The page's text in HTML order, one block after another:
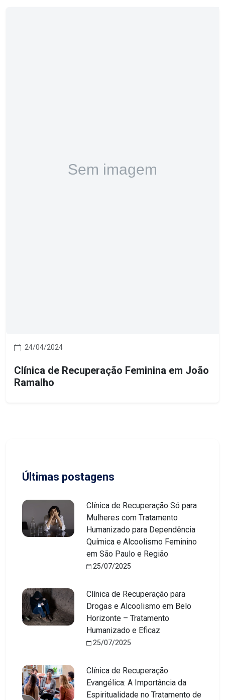
24/04/2024
Clínica de Recuperação Feminina em João
Ramalho
Últimas postagens
Clínica de Recuperação Só para
Mulheres com Tratamento
Humanizado para Dependência
Química e Alcoolismo Feminino
em São Paulo e Região
25/07/2025
Clínica de Recuperação para
Drogas e Alcoolismo em Belo
Horizonte – Tratamento
Humanizado e Eficaz
25/07/2025
Clínica de Recuperação
Evangélica: A Importância da
Espiritualidade no Tratamento de